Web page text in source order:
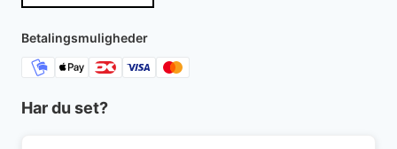
Betalingsmuligheder
Har du set?